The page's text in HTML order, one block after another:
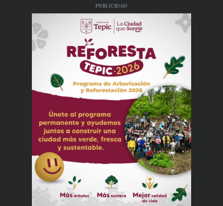
PUBLICIDAD